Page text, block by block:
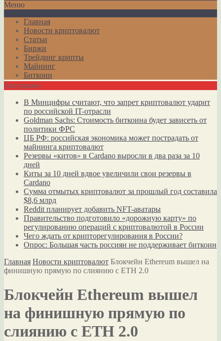
Меню
Главная
Новости криптовалют
Статьи
Биржи
Трейдинг крипты
Майнинг
Биткоин
Актуально
В Минцифры считают, что запрет криптовалют ударит
по российской IT-отрасли
Goldman Sachs: Стоимость биткоина будет зависеть от
политики ФРС
ЦБ РФ: российская экономика может пострадать от
майнинга криптовалют
Резервы «китов» в Cardano выросли в два раза за 10
дней
Киты за 10 дней вдвое увеличили свои резервы в
Cardano
Сумма отмытых криптовалют за прошлый год составила
$8,6 млрд
Reddit планирует добавить NFT-аватары
Правительство подготовило «дорожную карту» по
регулированию операций с криптовалютой в России
Чего ждать от крипторегулирования в России?
Опрос: Большая часть россиян не поддерживает биткоин
Главная Новости криптовалют Блокчейн Ethereum вышел на
финишную прямую по слиянию с ETH 2.0
Блокчейн Ethereum вышел
на финишную прямую по
слиянию с ETH 2.0